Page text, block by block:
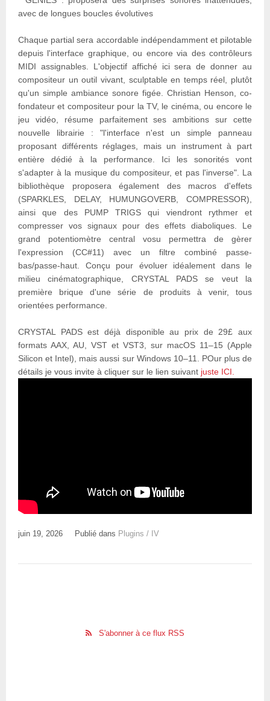
avec de longues boucles évolutives
Chaque partial sera accordable indépendamment et pilotable
depuis l'interface graphique, ou encore via des contrôleurs
MIDI assignables. L'objectif affiché ici sera de donner au
compositeur un outil vivant, sculptable en temps réel, plutôt
qu'un simple ambiance sonore figée. Christian Henson, co-
fondateur et compositeur pour la TV, le cinéma, ou encore le
jeu vidéo, résume parfaitement ses ambitions sur cette
nouvelle librairie : "l'interface n'est un simple panneau
proposant différents réglages, mais un instrument à part
entière dédié à la performance. Ici les sonorités vont
s'adapter à la musique du compositeur, et pas l'inverse". La
bibliothèque proposera également des macros d'effets
(SPARKLES, DELAY, HUMUNGOVERB, COMPRESSOR),
ainsi que des PUMP TRIGS qui viendront rythmer et
compresser vos signaux pour des effets diaboliques. Le
grand potentiomètre central vosu permettra de gèrer
l'expression (CC#11) avec un filtre combiné passe-
bas/passe-haut. Conçu pour évoluer idéalement dans le
milieu cinématographique, CRYSTAL PADS se veut la
première brique d'une série de produits à venir, tous
orientées performance.
CRYSTAL PADS est déjà disponible au prix de 29£ aux
formats AAX, AU, VST et VST3, sur macOS 11–15 (Apple
Silicon et Intel), mais aussi sur Windows 10–11. POur plus de
détails je vous invite à cliquer sur le lien suivant juste ICI.
juin 19, 2026 Publié dans Plugins / IV
S'abonner à ce flux RSS